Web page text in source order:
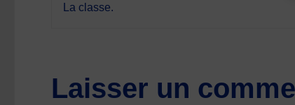
La classe.
Laisser un